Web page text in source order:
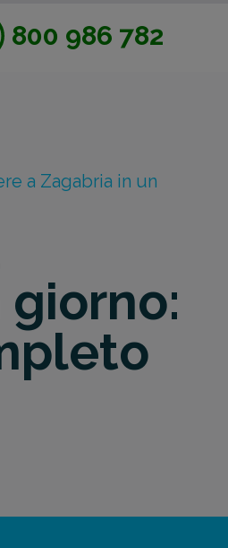
800 986 782
a Zagabria in un
giorno: